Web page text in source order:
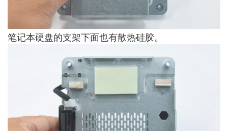
笔记本硬盘的支架下面也有散热硅胶。